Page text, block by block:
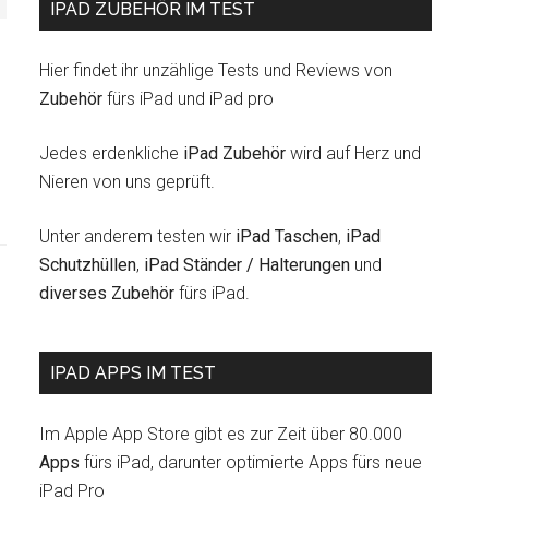
IPAD ZUBEHÖR IM TEST
Hier findet ihr unzählige Tests und Reviews von
Zubehör fürs iPad und iPad pro
Jedes erdenkliche iPad Zubehör wird auf Herz und
Nieren von uns geprüft.
Unter anderem testen wir iPad Taschen, iPad
Schutzhüllen, iPad Ständer / Halterungen und
diverses Zubehör fürs iPad.
IPAD APPS IM TEST
Im Apple App Store gibt es zur Zeit über 80.000
Apps fürs iPad, darunter optimierte Apps fürs neue
iPad Pro